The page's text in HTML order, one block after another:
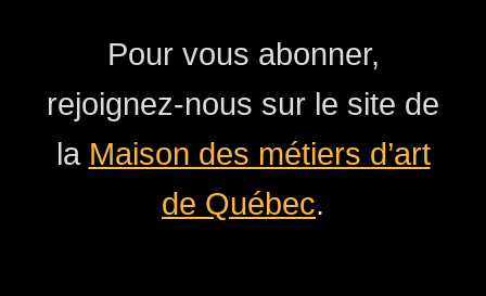
Pour vous abonner,
rejoignez-nous sur le site de
la Maison des métiers d’art
de Québec.